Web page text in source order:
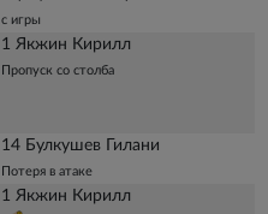
с игры
1 Якжин Кирилл
Пропуск со столба
14 Булкушев Гилани
Потеря в атаке
1 Якжин Кирилл